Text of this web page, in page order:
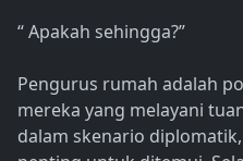
“ Apakah sehingga?”
Pengurus rumah adalah
mereka yang melayani
dalam skenario